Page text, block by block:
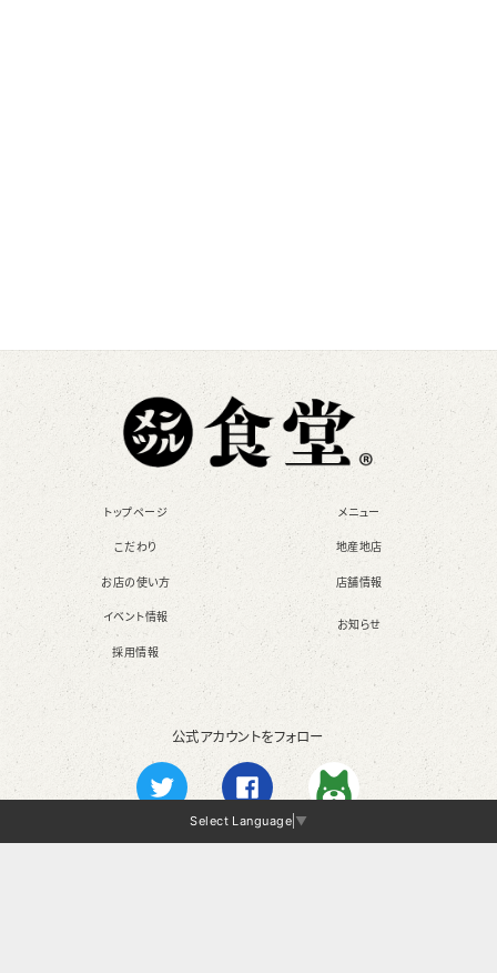
トップページ メニュー
こだわり 地産地店
お店の使い方 店舗情報
イベント情報
お知らせ
採用情報
公式アカウントをフォロー
Facebook
Select Language ▼